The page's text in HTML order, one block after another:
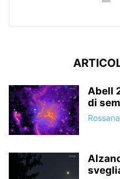
Abell
di